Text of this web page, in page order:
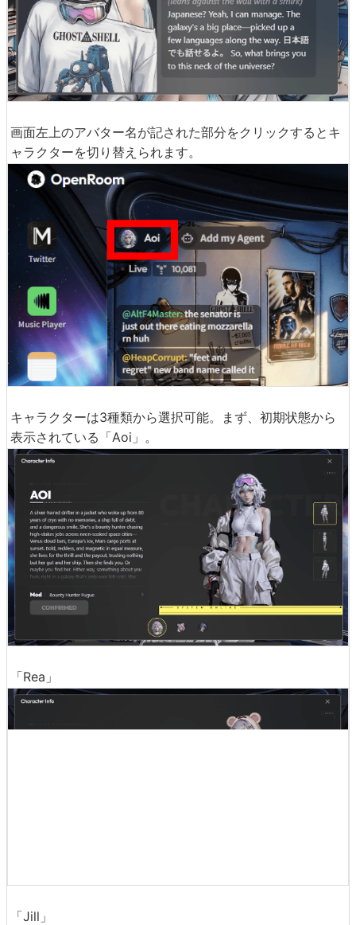
画面左上のアバター名が記された部分をクリックするとキ
ャラクターを切り替えられます。
キャラクターは3種類から選択可能。まず、初期状態から
表示されている「Aoi」。
「Rea」
「Jill」